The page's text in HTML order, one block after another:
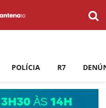
POLÍCIA R7